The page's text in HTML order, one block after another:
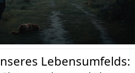
Lebensumfelds: